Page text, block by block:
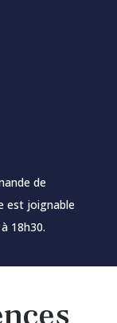
de
est joignable
18h30.